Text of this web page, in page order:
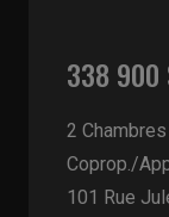
338 900
2
Coprop./
101 Rue